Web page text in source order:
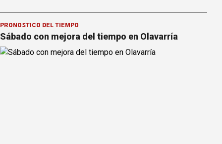
PRONOSTICO DEL TIEMPO
Sábado con mejora del tiempo en Olavarría